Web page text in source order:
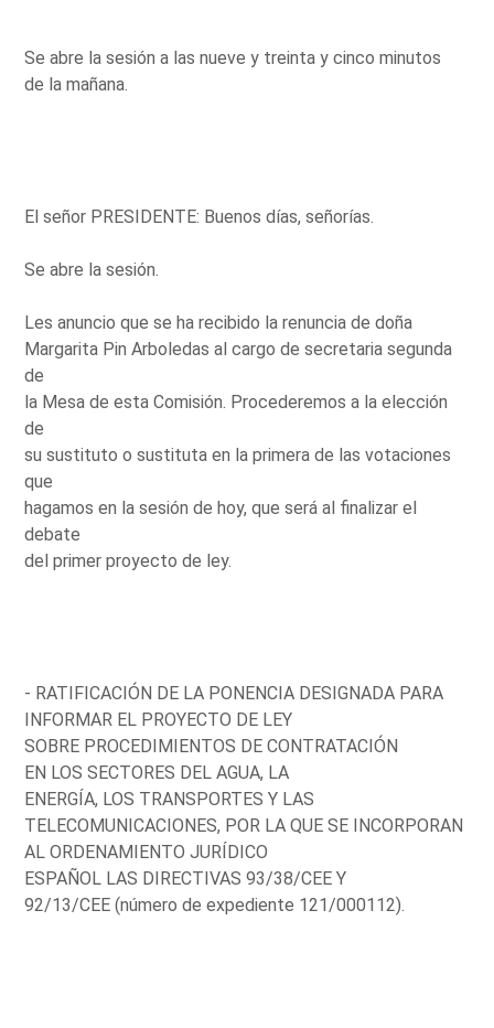
Se abre la sesión a las nueve y treinta y cinco minutos
de la mañana.
El señor PRESIDENTE: Buenos días, señorías.
Se abre la sesión.
Les anuncio que se ha recibido la renuncia de doña
Margarita Pin Arboledas al cargo de secretaria segunda
de
la Mesa de esta Comisión. Procederemos a la elección
de
su sustituto o sustituta en la primera de las votaciones
que
hagamos en la sesión de hoy, que será al finalizar el
debate
del primer proyecto de ley.
- RATIFICACIÓN DE LA PONENCIA DESIGNADA PARA
INFORMAR EL PROYECTO DE LEY
SOBRE PROCEDIMIENTOS DE CONTRATACIÓN
EN LOS SECTORES DEL AGUA, LA
ENERGÍA, LOS TRANSPORTES Y LAS
TELECOMUNICACIONES, POR LA QUE SE INCORPORAN
AL ORDENAMIENTO JURÍDICO
ESPAÑOL LAS DIRECTIVAS 93/38/CEE Y
92/13/CEE (número de expediente 121/000112).